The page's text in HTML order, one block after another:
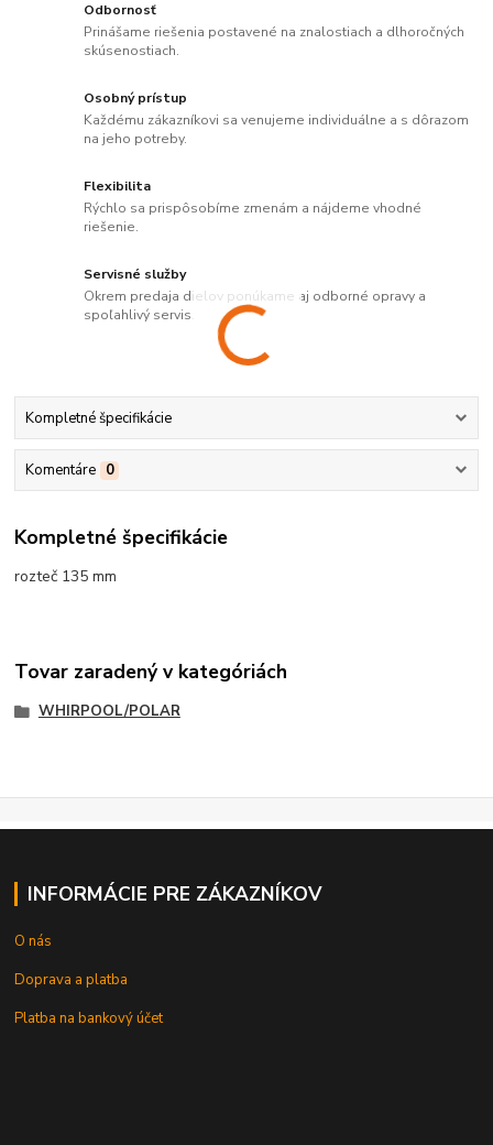
Odbornosť
Prinášame riešenia postavené na znalostiach a dlhoročných
skúsenostiach.
Osobný prístup
Každému zákazníkovi sa venujeme individuálne a s dôrazom
na jeho potreby.
Flexibilita
Rýchlo sa prispôsobíme zmenám a nájdeme vhodné
riešenie.
Servisné služby
Okrem predaja dielov ponúkame aj odborné opravy a
spoľahlivý servis.
Kompletné špecifikácie
Komentáre 0
Kompletné špecifikácie
rozteč 135 mm
Tovar zaradený v kategóriách
WHIRPOOL/POLAR
INFORMÁCIE PRE ZÁKAZNÍKOV
O nás
Doprava a platba
Platba na bankový účet